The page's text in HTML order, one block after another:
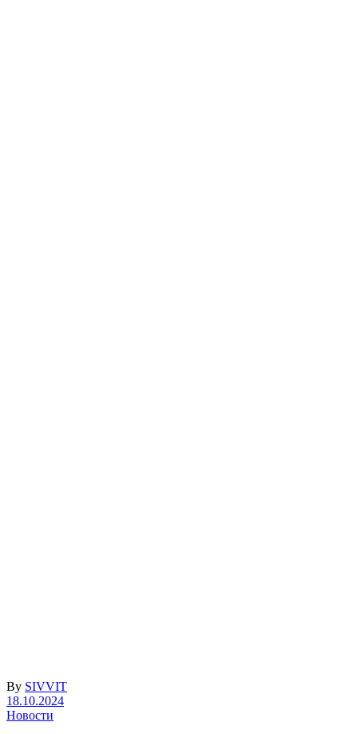
By SIVVIT
18.10.2024
Новости